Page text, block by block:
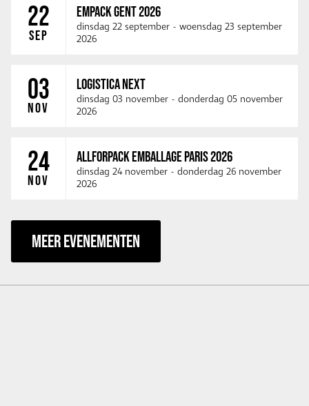
22
SEP
EMPACK GENT 2026
dinsdag 22 september - woensdag 23 september
2026
03
NOV
LOGISTICA NEXT
dinsdag 03 november - donderdag 05 november
2026
24
NOV
ALLFORPACK EMBALLAGE PARIS 2026
dinsdag 24 november - donderdag 26 november
2026
MEER EVENEMENTEN